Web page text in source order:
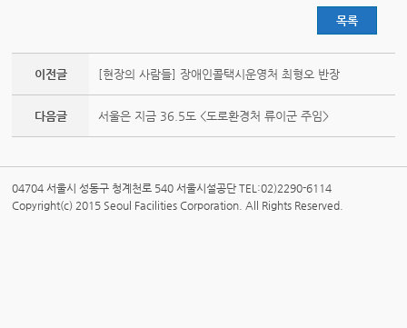
목록
이전글 [현장의 사람들] 장애인콜택시운영처 최형오 반장
다음글 서울은 지금 36.5도 <도로환경처 류이군 주임>
04704 서울시 성동구 청계천로 540 서울시설공단 TEL:02)2290-6114
Copyright(c) 2015 Seoul Facilities Corporation. All Rights Reserved.